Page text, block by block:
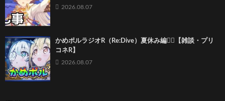
2026.08.07
かめポルラジオR（Re:Dive）⁠夏休み編🏄‍♀️【雑談・プリ
コネR】
2026.08.07